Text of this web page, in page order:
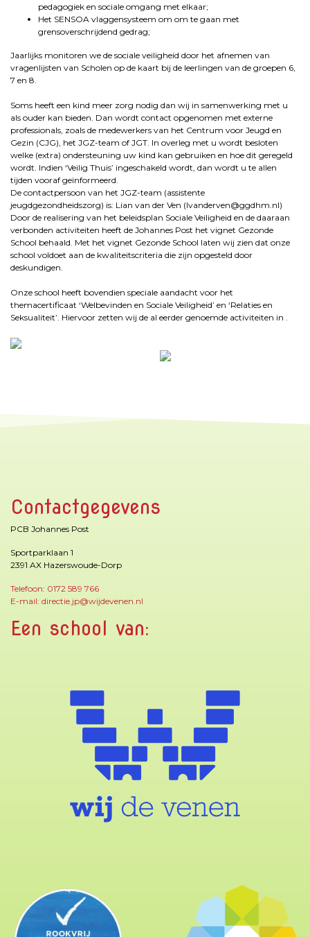
pedagogiek en sociale omgang met elkaar;
Het SENSOA vlaggensysteem om om te gaan met
grensoverschrijdend gedrag;
Jaarlijks monitoren we de sociale veiligheid door het afnemen van
vragenlijsten van Scholen op de kaart bij de leerlingen van de groepen 6,
7 en 8.
Soms heeft een kind meer zorg nodig dan wij in samenwerking met u
als ouder kan bieden. Dan wordt contact opgenomen met externe
professionals, zoals de medewerkers van het Centrum voor Jeugd en
Gezin (CJG), het JGZ-team of JGT. In overleg met u wordt besloten
welke (extra) ondersteuning uw kind kan gebruiken en hoe dit geregeld
wordt. Indien ‘Veilig Thuis’ ingeschakeld wordt, dan wordt u te allen
tijden vooraf geïnformeerd.
De contactpersoon van het JGZ-team (assistente
jeugdgezondheidszorg) is: Lian van der Ven (lvanderven@ggdhm.nl)
Door de realisering van het beleidsplan Sociale Veiligheid en de daaraan
verbonden activiteiten heeft de Johannes Post het vignet Gezonde
School behaald. Met het vignet Gezonde School laten wij zien dat onze
school voldoet aan de kwaliteitscriteria die zijn opgesteld door
deskundigen.
Onze school heeft bovendien speciale aandacht voor het
themacertificaat ‘Welbevinden en Sociale Veiligheid’ en ‘Relaties en
Seksualiteit’. Hiervoor zetten wij de al eerder genoemde activiteiten in .
Contactgegevens
PCB Johannes Post
Sportparklaan 1
2391 AX Hazerswoude-Dorp
Telefoon: 0172 589 766
E-mail: directie.jp@wijdevenen.nl
Een school van: